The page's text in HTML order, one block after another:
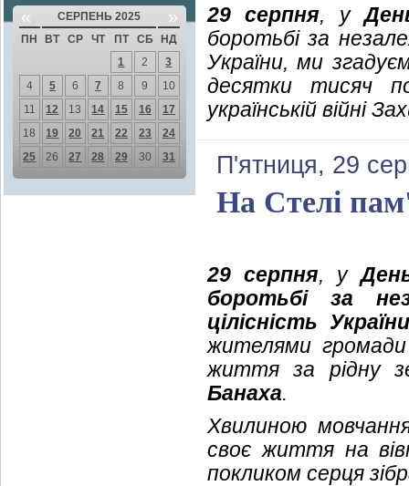
« СЕРПЕНЬ 2025 »
ПН ВТ СР ЧТ ПТ СБ
НД
1
2
3
4
5 6 7 8 9
10
11
12 13 14 15 16
17
18
19 20 21 22 23
24
25
26 27 28 29 30 31
29 серпня, у
боротьбі за
України, ми
десятки тисяч
українській війні
П'ятниця, 29
На Стелі
29 серпня, у
боротьбі за
цілісність України
жителями громади
життя за рідну
Банаха.
Хвилиною
своє життя на
покликом серця